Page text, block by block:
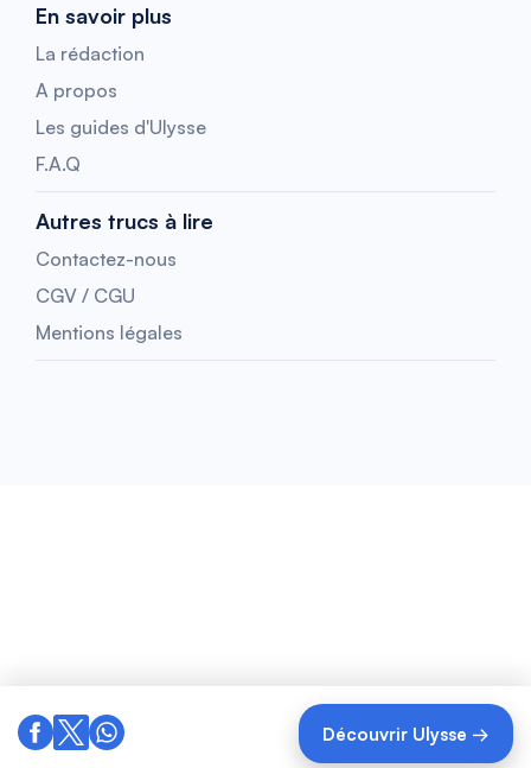
Découvrir Ulysse →
En savoir plus
La rédaction
A propos
Les guides d'Ulysse
F.A.Q
Autres trucs à lire
Contactez-nous
CGV / CGU
Mentions légales